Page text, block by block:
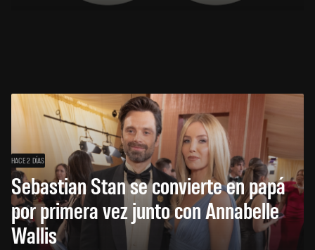
HACE 2 DÍAS
Sebastian Stan se convierte en papá
por primera vez junto con Annabelle
Wallis